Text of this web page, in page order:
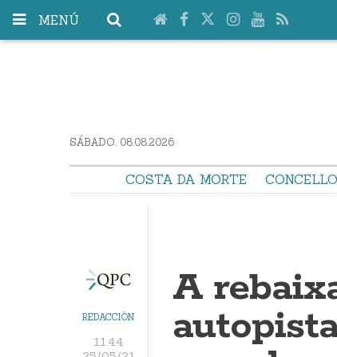
MENÚ
SÁBADO. 08.08.2026
COSTA DA MORTE
REDACCIÓN
11:44
A